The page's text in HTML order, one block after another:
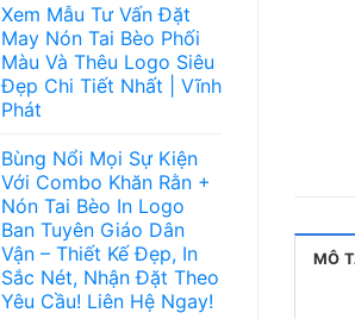
Xem Mẫu Tư Vấn Đặt
May Nón Tai Bèo Phối
Màu Và Thêu Logo Siêu
Đẹp Chi Tiết Nhất | Vĩnh
Phát
Bùng Nổi Mọi Sự Kiện
Với Combo Khăn Rằn +
Nón Tai Bèo In Logo
Ban Tuyên Giáo Dân
Vận – Thiết Kế Đẹp, In
Sắc Nét, Nhận Đặt Theo
Yêu Cầu! Liên Hệ Ngay!
MÔ